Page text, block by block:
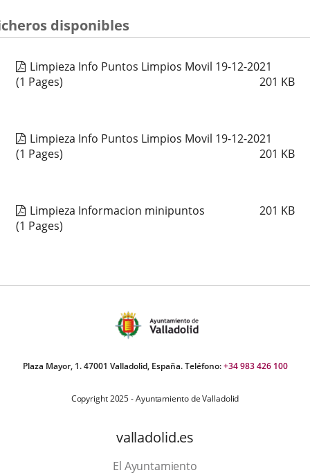
disponibles
Limpieza Info Puntos Limpios Movil 19-12-2021
201 KB
(1 Pages)
Limpieza Info Puntos Limpios Movil 19-12-2021
201 KB
(1 Pages)
Limpieza Informacion minipuntos 201 KB
(1 Pages)
Plaza Mayor, 1. 47001 Valladolid, España. Teléfono:+34 983 426 100
Copyright 2025 - Ayuntamiento de Valladolid
valladolid.es
El Ayuntamiento